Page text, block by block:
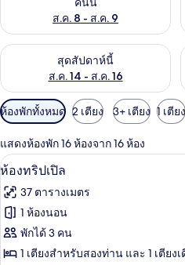
ส.ค. 8 - ส.ค. 9
สุดสัปดาห์นี้
ส.ค. 14 - ส.ค. 16
ตรวจสอบจำนวนห้องพักว่างในสุดสั
ตัว
กรอง
ที่
มี
ให้
สำหรับ
ห้อง
พัก
ห้องพักทั้งหมด 2 เตียง 3+ เตียง 1 เตียง
แสดงห้องพัก 16 ห้องจาก 16 ห้อง
เปิด
ภาพถ่าย
ทั้งหมด
ของ
ห้อง
7
ห้องทริปเปิล
37 ตารางเมตร
1 ห้องนอน
พักได้ 3 คน
1 เตียงสำหรับสองท่าน และ 1 เตียง